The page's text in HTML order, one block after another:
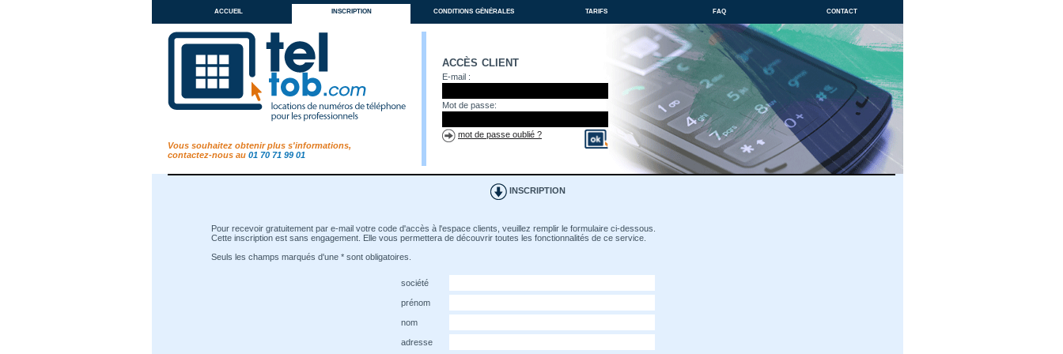
accueil inscription conditions générales tarifs faq contact
Vous souhaitez obtenir plus s'informations,
contactez-nous au 01 70 71 99 01
accès client
E-mail :
Mot de passe:
mot de passe oublié ?
INSCRIPTION
Pour recevoir gratuitement par e-mail votre code d'accès à l'espace clients, veuillez remplir le formulaire ci-dessous.
Cette inscription est sans engagement. Elle vous permettera de découvrir toutes les fonctionnalités de ce service.
Seuls les champs marqués d'une * sont obligatoires.
société
prénom
nom
adresse